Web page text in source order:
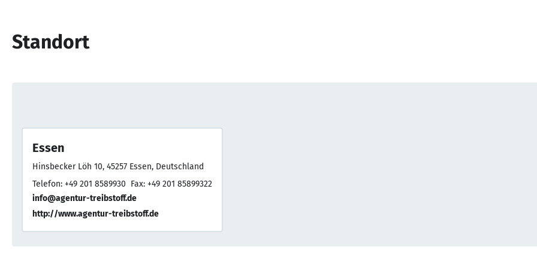
Standort
Essen
Hinsbecker Löh 10, 45257 Essen, Deutschland
Telefon: +49 201 8589930 Fax: +49 201 85899322
info@agentur-treibstoff.de
http://www.agentur-treibstoff.de